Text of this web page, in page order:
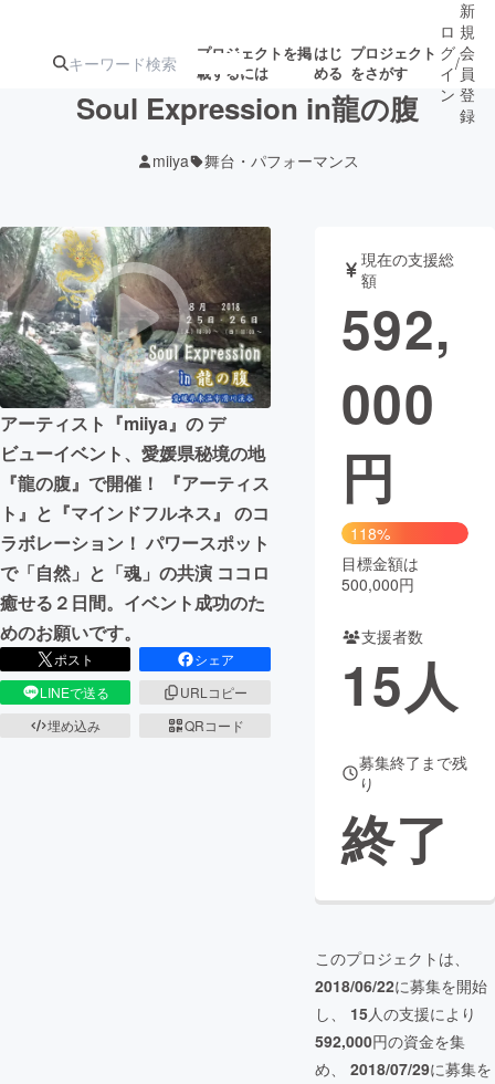
プロジェクトを掲
載するには
はじ
める
プロジェクト
をさがす
アート・写真
テクノロジー・ガジェット ゲーム・サ
映像・映画 書籍・雑誌
ビジネス・起業
まちづくり・地域活性化
CAMPFIRE for Social Good
CAMPFIREふるさと納税
コミュニティ
ロ
グ
イ
ン
/
新
規
会
員
登
録
Soul Expression in龍の腹
miiya 舞台・パフォーマンス
アーティスト『miiya』の デ
ビューイベント、愛媛県秘境の地
『龍の腹』で開催！ 『アーティス
ト』と『マインドフルネス』 のコ
ラボレーション！ パワースポット
で「自然」と「魂」の共演 ココロ
癒せる２日間。イベント成功のた
めのお願いです。
ポスト
シェア
LINEで送る
URLコピー
埋め込み
QRコード
現在の支援総
額
592,
000
円
118%
目標金額は
500,000円
支援者数
15人
募集終了まで残
り
終了
このプロジェクトは、
2018/06/22に募集を開始
し、 15人の支援により
592,000円の資金を集
め、 2018/07/29に募集を